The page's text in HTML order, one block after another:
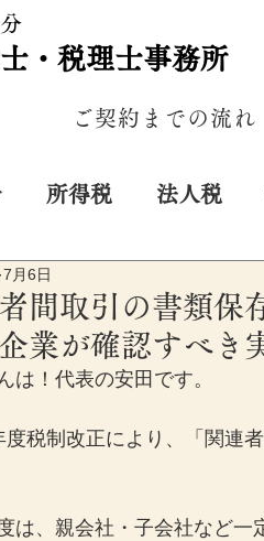
・税理士事務所
ご契約までの流れ
所得税 法人税
経営
間取引の書類保
業が確認すべき
7月6日
は！代表の安田です。
度税制改正により、「関連
は、親会社・子会社など